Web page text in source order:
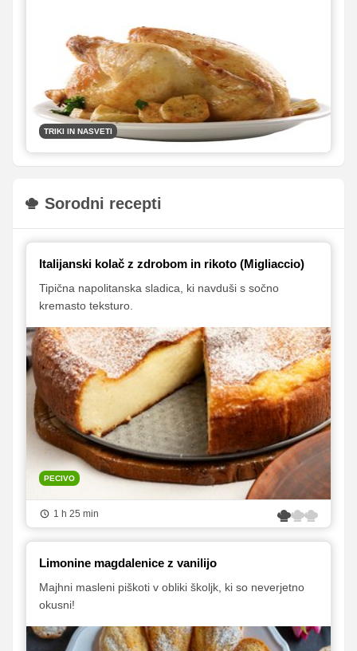
TRIKI IN NASVETI
Sorodni recepti
Italijanski kolač z zdrobom in rikoto (Migliaccio)
Tipična napolitanska sladica, ki navduši s sočno
kremasto teksturo.
PECIVO
1 h 25 min
Limonine magdalenice z vanilijo
Majhni masleni piškoti v obliki školjk, ki so neverjetno
okusni!